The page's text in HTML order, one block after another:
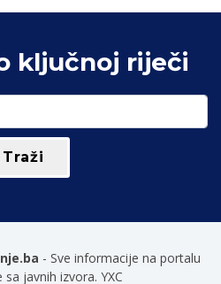
ključnoj riječi
- Sve informacije na portalu
sa javnih izvora. YXC